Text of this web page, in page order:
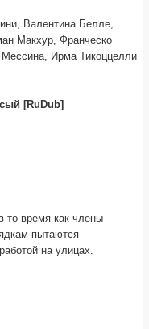
Валентина Белле,
Макхур, Франческо
Ирма Тикоццелли
[RuDub]
то время как члены
пытаются
на улицах.